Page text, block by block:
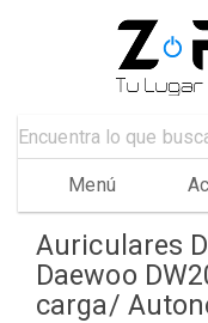
Menú
Auriculares
Daewoo
carga/